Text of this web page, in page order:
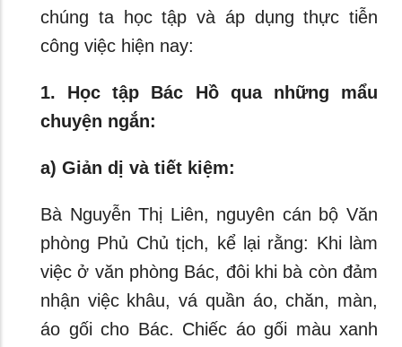
chúng ta học tập và áp dụng thực tiễn
công việc hiện nay:
1. Học tập Bác Hồ qua những mẩu
chuyện ngắn:
a) Giản dị và tiết kiệm:
Bà Nguyễn Thị Liên, nguyên cán bộ Văn
phòng Phủ Chủ tịch, kể lại rằng: Khi làm
việc ở văn phòng Bác, đôi khi bà còn đảm
nhận việc khâu, vá quần áo, chăn, màn,
áo gối cho Bác. Chiếc áo gối màu xanh